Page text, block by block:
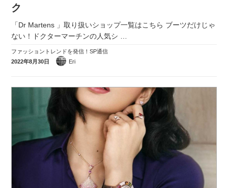
ク
「Dr Martens 」取り扱いショップ一覧はこちら ブーツだけじゃ
ない！ドクターマーチンの人気シ …
ファッショントレンドを発信！SP通信
2022年8月30日
Eri